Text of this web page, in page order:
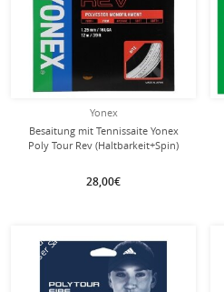
Yonex
Besaitung mit Tennissaite Yonex
Poly Tour Rev (Haltbarkeit+Spin)
28,00€
Besaitung
mit dieser Saite